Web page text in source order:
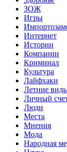
ЗОЖ
Игры
Интернет
Истории
Компании
Криминал
Культура
Лайфхаки
Летние
Личный
Люди
Места
Мнения
Мода
Народная